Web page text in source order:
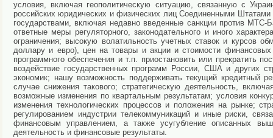
условия, включая геополитическую ситуацию, связанную с
российских юридических и физических лиц Соединенными
государствами, включая недавно введенные санкции против МТС-
ответные меры регуляторного, законодательного и иного
ограничения; высокую волатильность учетных ставок и курсов
доллару и евро), цен на товары и акции и стоимости
программного обеспечения и т.п. приостановить или прекратить
воздействие государственных программ России, США и других
экономик; нашу возможность поддерживать текущий кредитный
случае снижения такового; стратегическую деятельность,
возможные изменения по квартальным результатам; условия
изменения технологических процессов и положения на рынке;
регулированием индустрии телекоммуникаций и иные риски,
финансовым управлением, а также усугубление описанных
деятельность и финансовые результаты.